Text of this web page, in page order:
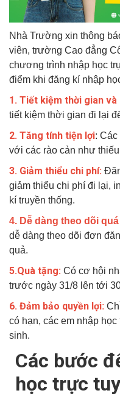
Nhà Trường xin thông
viên, trường Cao đẳng
chương trình nhập học
điểm khi đăng kí nhập
1. Tiết kiệm thời gian
tiết kiệm thời gian đi lại
2. Tăng tính tiện lợi:
với các rào cản như
3. Giảm thiểu chi phí:
giảm thiểu chi phí đi lại,
kí truyền thống.
4. Dễ dàng theo dõi
dễ dàng theo dõi đơn
quả.
5.Quà tặng: Có cơ hội
trước ngày 31/8 lên tới
6. Đảm bảo quyền lợi:
có hạn, các em nhập
sinh.
Các bước
học trực